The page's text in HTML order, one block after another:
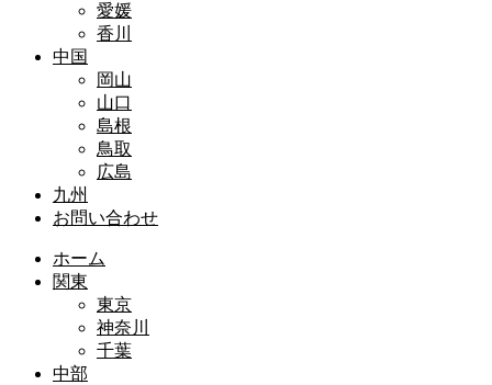
愛媛
香川
中国
岡山
山口
島根
鳥取
広島
九州
お問い合わせ
ホーム
関東
東京
神奈川
千葉
中部